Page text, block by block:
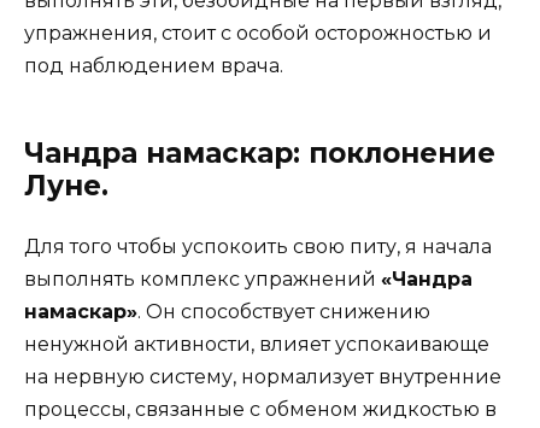
упражнения, стоит с особой осторожностью и
под наблюдением врача.
Чандра намаскар: поклонение
Луне.
Для того чтобы успокоить свою питу, я начала
выполнять комплекс упражнений «Чандра
намаскар». Он способствует снижению
ненужной активности, влияет успокаивающе
на нервную систему, нормализует внутренние
процессы, связанные с обменом жидкостью в